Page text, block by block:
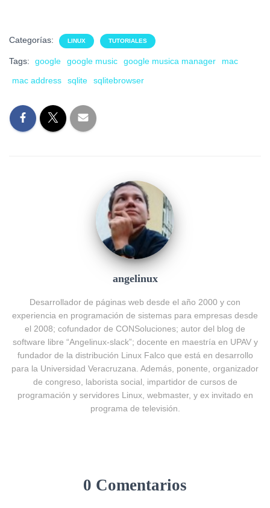
Categorías: LINUX TUTORIALES
Tags: google google music google musica manager
mac
mac address
sqlite sqlitebrowser
angelinux
Desarrollador de páginas web desde el año 2000 y con
experiencia en programación de sistemas para empresas desde
el 2008; cofundador de CONSoluciones; autor del blog de
software libre “Angelinux-slack”; docente en maestría en UPAV y
fundador de la distribución Linux Falco que está en desarrollo
para la Universidad Veracruzana. Además, ponente, organizador
de congreso, laborista social, impartidor de cursos de
programación y servidores Linux, webmaster, y ex invitado en
programa de televisión.
0 Comentarios